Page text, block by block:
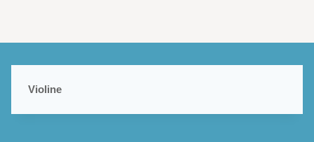
Violine